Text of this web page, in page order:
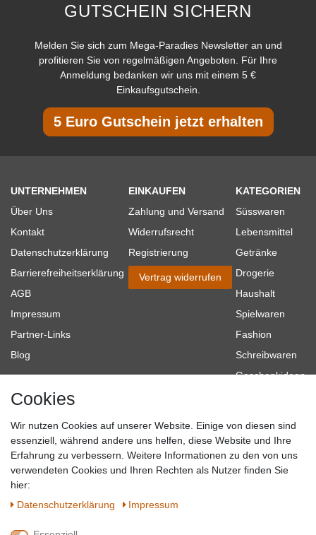
GUTSCHEIN SICHERN
Melden Sie sich zum Mega-Paradies Newsletter an und
profitieren Sie von regelmäßigen Angeboten. Für Ihre
Anmeldung bedanken wir uns mit einem 5 €
Einkaufsgutschein.
5 Euro Gutschein jetzt erhalten
UNTERNEHMEN
Über Uns
Kontakt
Datenschutzerklärung
Barrierefreiheitserklärung
AGB
Impressum
Partner-Links
Blog
EINKAUFEN
Zahlung und Versand
Widerrufsrecht
Registrierung
Vertrag widerrufen
KATEGORIEN
Süsswaren
Lebensmittel
Getränke
Drogerie
Haushalt
Spielwaren
Fashion
Schreibwaren
Geschenkideen
Topmarken
SICHER EINKAUFEN WIR AKZEPTIEREN
Cookies
Wir nutzen Cookies auf unserer Website. Einige von diesen sind
essenziell, während andere uns helfen, diese Website und Ihre
Erfahrung zu verbessern. Weitere Informationen zu den von uns
verwendeten Cookies und Ihren Rechten als Nutzer finden Sie
hier:
Daten­schutz­erklärung
Impressum